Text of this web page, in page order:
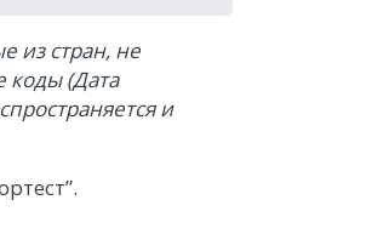
из стран, не
(Дата
и